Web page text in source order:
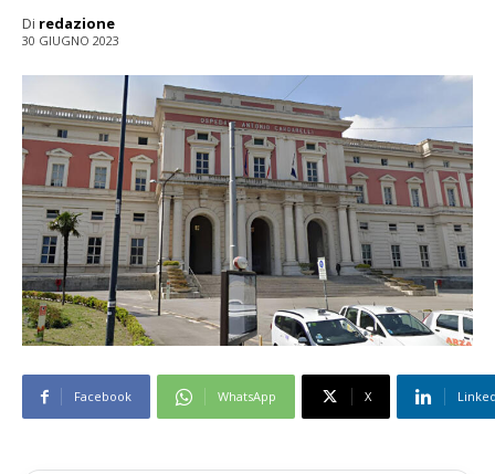
Di redazione
30 GIUGNO 2023
Facebook WhatsApp X